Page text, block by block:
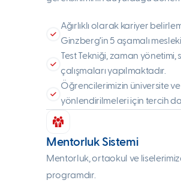
Ağırlıklı olarak kariyer
Ginzberg’in 5 aşamalı
Test Tekniği, zaman
çalışmaları yapılmaktadır.
Öğrencilerimizin üniversite
yönlendirilmeleri için tercih
Mentorluk Sistemi
Mentorluk, ortaokul ve
programdır.